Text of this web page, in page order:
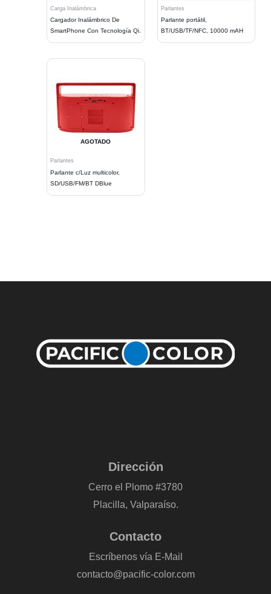
Carga Inalámbrica
Cargador Inalámbrico De
SmartPhone Con Tecnología Qi.
Parlantes
Parlante portátil,
BT/USB/TF/NFC, 10000 mAH
AGOTADO
Parlantes
Parlante c/Luz multicolor,
SD/USB/FM/BT DBlue
Dirección
Cerro el Plomo #3780
Placilla, Valparaíso.
Contacto
Escríbenos vía E-Mail
contacto@pacific-color.com